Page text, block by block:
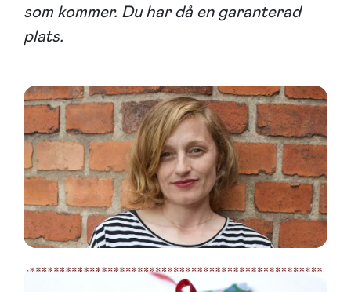
som kommer. Du har då en garanterad
plats.